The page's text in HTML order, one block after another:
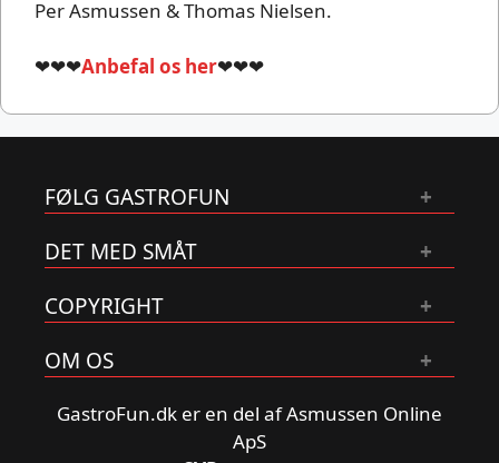
Per Asmussen & Thomas Nielsen.
❤❤❤Anbefal os her❤❤❤
FØLG GASTROFUN
DET MED SMÅT
COPYRIGHT
OM OS
GastroFun.dk er en del af Asmussen Online
ApS